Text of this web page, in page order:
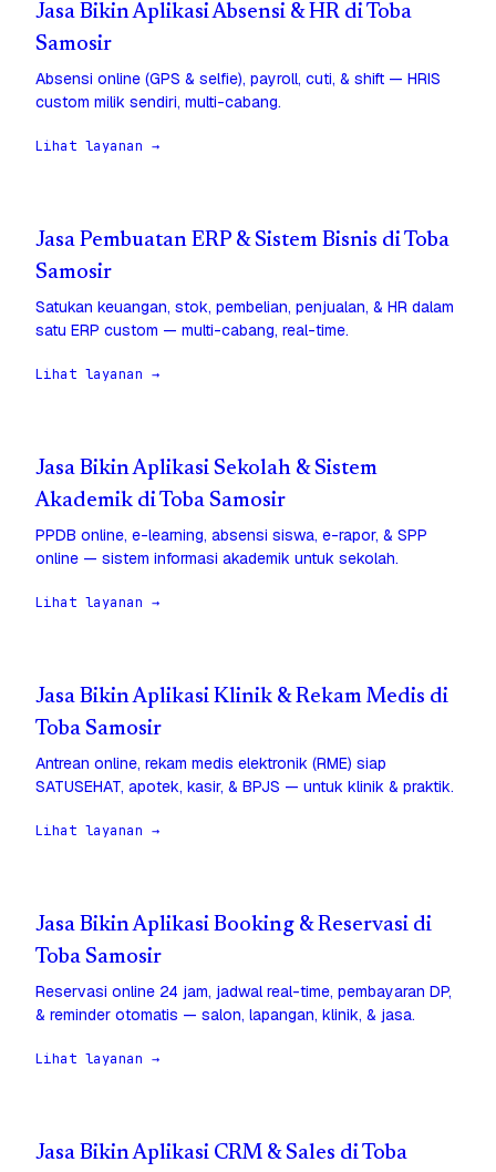
Jasa Bikin Aplikasi Absensi & HR di Toba
Samosir
Absensi online (GPS & selfie), payroll, cuti, & shift — HRIS
custom milik sendiri, multi-cabang.
Lihat layanan →
Jasa Pembuatan ERP & Sistem Bisnis di Toba
Samosir
Satukan keuangan, stok, pembelian, penjualan, & HR dalam
satu ERP custom — multi-cabang, real-time.
Lihat layanan →
Jasa Bikin Aplikasi Sekolah & Sistem
Akademik di Toba Samosir
PPDB online, e-learning, absensi siswa, e-rapor, & SPP
online — sistem informasi akademik untuk sekolah.
Lihat layanan →
Jasa Bikin Aplikasi Klinik & Rekam Medis di
Toba Samosir
Antrean online, rekam medis elektronik (RME) siap
SATUSEHAT, apotek, kasir, & BPJS — untuk klinik & praktik.
Lihat layanan →
Jasa Bikin Aplikasi Booking & Reservasi di
Toba Samosir
Reservasi online 24 jam, jadwal real-time, pembayaran DP,
& reminder otomatis — salon, lapangan, klinik, & jasa.
Lihat layanan →
Jasa Bikin Aplikasi CRM & Sales di Toba